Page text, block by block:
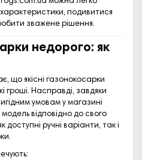
подивитися
зважене рішення.
недорого: як
що якісні газонокосарки
гроші. Насправді, завдяки
умовам у магазині
відповідно до свого
ручні варіанти, так і